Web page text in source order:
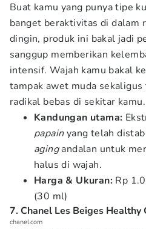
Buat kamu yang punya tipe
banget beraktivitas di dalam
dingin, produk ini bakal jadi
sanggup memberikan
intensif. Wajah kamu bakal
tampak awet muda
radikal bebas di sekitar kamu.
Kandungan utama:
papainyang telah
agingandalan untuk
halus di wajah.
Harga & Ukuran: Rp
(30 ml)
7. Chanel Les Beiges Healthy
chanel.com